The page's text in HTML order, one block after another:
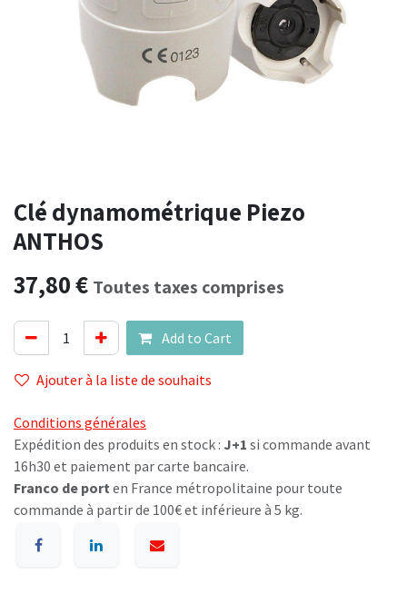
Clé dynamométrique Piezo
ANTHOS
37,80€ Toutes taxes comprises
Add to Cart
Ajouter à la liste de souhaits
Conditions générales
Expédition des produits en stock : J+1 si commande avant
16h30 et paiement par carte bancaire.
Franco de port en France métropolitaine pour toute
commande à partir de 100€ et inférieure à 5 kg.